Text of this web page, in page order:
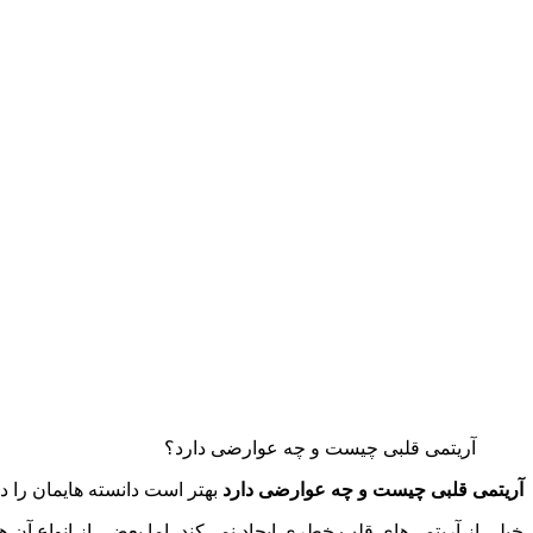
آریتمی قلبی چیست و چه عوارضی دارد؟
آریتمی قلبی چیست و چه عوارضی دارد بهتر است دانسته هایمان را